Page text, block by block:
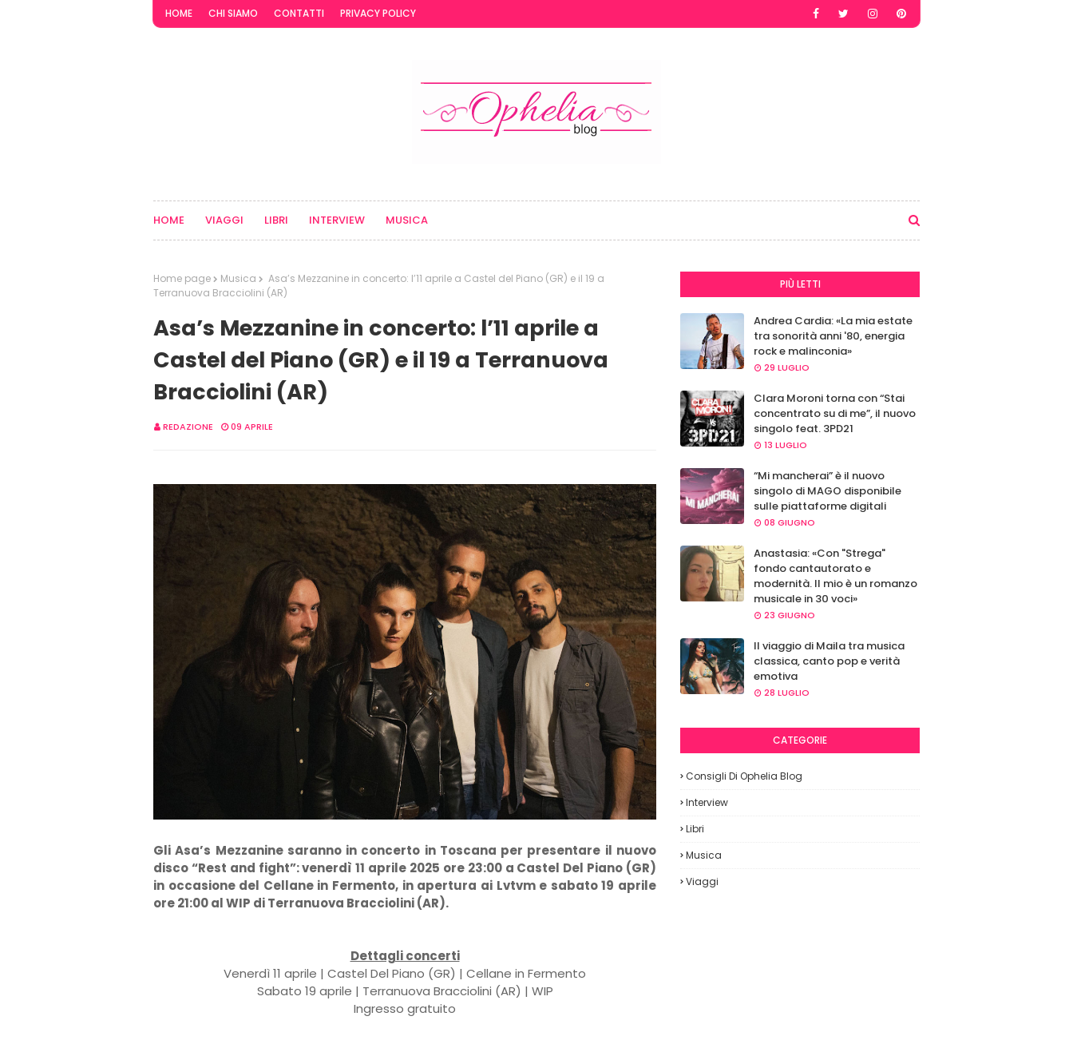
HOME CHI SIAMO CONTATTI PRIVACY POLICY
HOME VIAGGI LIBRI INTERVIEW MUSICA
Home page Musica
Asa’s Mezzanine in concerto: l’11 aprile a Castel del Piano (GR) e il 19 a
Terranuova Bracciolini (AR)
Asa’s Mezzanine in concerto: l’11 aprile a
Castel del Piano (GR) e il 19 a Terranuova
Bracciolini (AR)
REDAZIONE 09 APRILE
Gli Asa’s Mezzanine saranno in concerto in Toscana per presentare il nuovo
disco “Rest and fight”: venerdì 11 aprile 2025 ore 23:00 a Castel Del Piano (GR)
in occasione del Cellane in Fermento, in apertura ai Lvtvm e sabato 19 aprile
ore 21:00 al WIP di Terranuova Bracciolini (AR).
Dettagli concerti
Venerdì 11 aprile | Castel Del Piano (GR) | Cellane in Fermento
Sabato 19 aprile | Terranuova Bracciolini (AR) | WIP
Ingresso gratuito
PIÙ LETTI
Andrea Cardia: «La mia estate
tra sonorità anni '80, energia
rock e malinconia»
29 LUGLIO
Clara Moroni torna con “Stai
concentrato su di me”, il nuovo
singolo feat. 3PD21
13 LUGLIO
“Mi mancherai” è il nuovo
singolo di MAGO disponibile
sulle piattaforme digitali
08 GIUGNO
Anastasia: «Con "Strega"
fondo cantautorato e
modernità. Il mio è un romanzo
musicale in 30 voci»
23 GIUGNO
Il viaggio di Maila tra musica
classica, canto pop e verità
emotiva
28 LUGLIO
CATEGORIE
Consigli Di Ophelia Blog
Interview
Libri
Musica
Viaggi